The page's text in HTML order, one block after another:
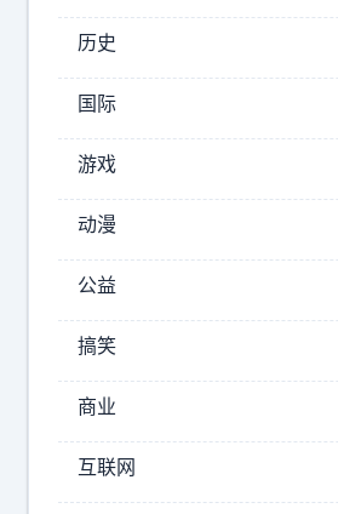
问
答
…标
：
轻
盛
日
本
留
学
历史
国际
游戏
动漫
公益
搞笑
商业
互联网